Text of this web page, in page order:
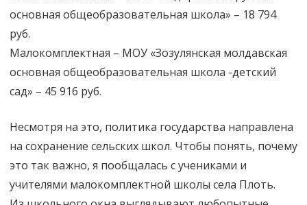
основная общеобразовательная школа» – 18 794
руб.
Малокомплектная – МОУ «Зозулянская молдавская
основная общеобразовательная школа -детский
сад» – 45 916 руб.
Несмотря на это, политика государства направлена
на сохранение сельских школ. Чтобы понять, почему
это так важно, я пообщалась с учениками и
учителями малокомплектной школы села Плоть.